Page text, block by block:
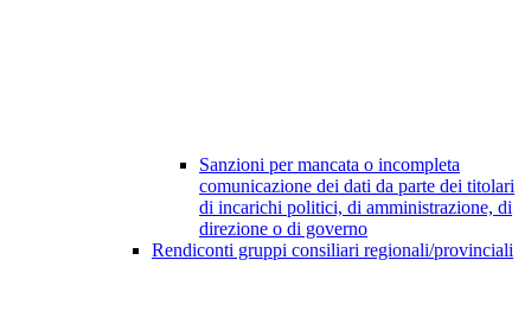
Sanzioni per mancata o incompleta
comunicazione dei dati da parte dei titolari
di incarichi politici, di amministrazione, di
direzione o di governo
Rendiconti gruppi consiliari regionali/provinciali